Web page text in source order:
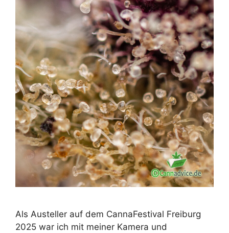
Als Austeller auf dem CannaFestival Freiburg
2025 war ich mit meiner Kamera und